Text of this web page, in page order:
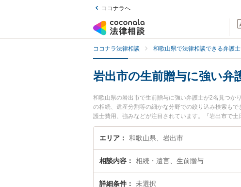
ココナラへ
ココナラ法律相談 和歌山県で法律相談できる弁護士
岩出市の生前贈与に強い弁
和歌山県の岩出市で生前贈与に強い弁護士が2名見つか
の相続、遺産分割等の細かな分野での絞り込み検索も
護士費用、強みなどが注目されています。『岩出市で
護士を検索したい』『初回相談無料で生前贈与を法律
エリア 和歌山県、岩出市
相談内容 相続・遺言、生前贈与
詳細条件 未選択